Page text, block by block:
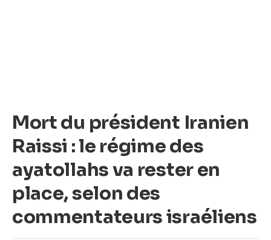
Mort du président Iranien
Raissi : le régime des
ayatollahs va rester en
place, selon des
commentateurs israéliens